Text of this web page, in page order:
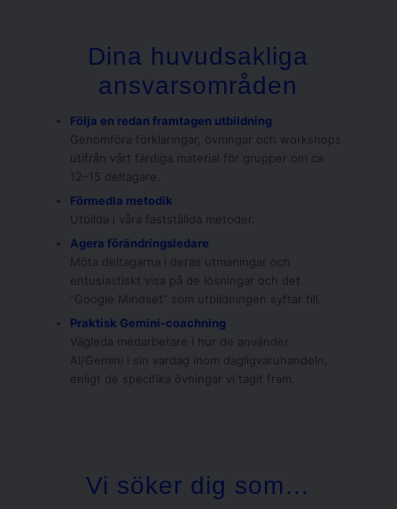
Dina huvudsakliga
ansvarsområden
Följa en redan framtagen utbildning
Genomföra förklaringar, övningar och workshops
utifrån vårt färdiga material för grupper om ca
12–15 deltagare.
Förmedla metodik
Utbilda i våra fastställda metoder.
Agera förändringsledare
Möta deltagarna i deras utmaningar och
entusiastiskt visa på de lösningar och det
“Google Mindset” som utbildningen syftar till.
Praktisk Gemini-coachning
Vägleda medarbetare i hur de använder
AI/Gemini i sin vardag inom dagligvaruhandeln,
enligt de specifika övningar vi tagit fram.
Vi söker dig som…